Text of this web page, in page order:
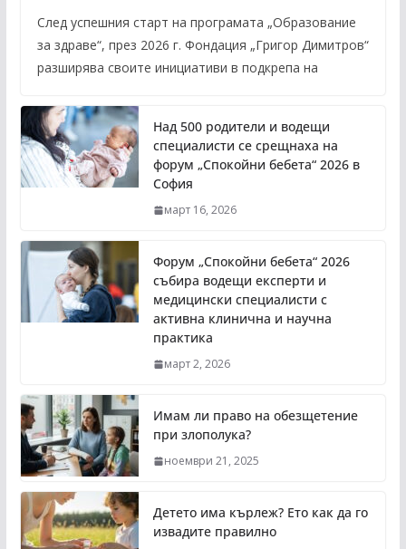
След успешния старт на програмата „Образование
за здраве“, през 2026 г. Фондация „Григор Димитров“
разширява своите инициативи в подкрепа на
Над 500 родители и водещи
специалисти се срещнаха на
форум „Спокойни бебета“ 2026 в
София
март 16, 2026
Форум „Спокойни бебета“ 2026
събира водещи експерти и
медицински специалисти с
активна клинична и научна
практика
март 2, 2026
Имам ли право на обезщетение
при злополука?
ноември 21, 2025
Детето има кърлеж? Ето как да го
извадите правилно